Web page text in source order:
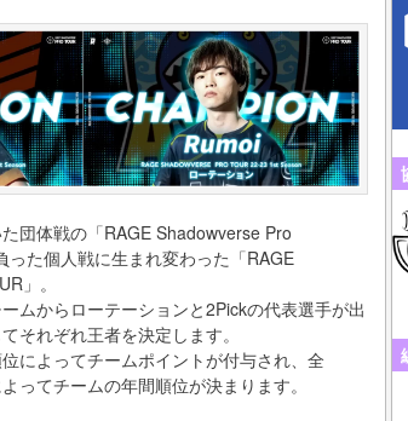
団体戦の「RAGE Shadowverse Pro
た個人戦に生まれ変わった「RAGE
」。
ムからローテーションと2Pickの代表選手が出
それぞれ王者を決定します。
によってチームポイントが付与され、全
ってチームの年間順位が決まります。